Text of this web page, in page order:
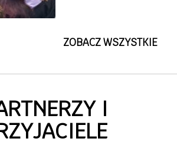
ZOBACZ WSZYSTKIE
I